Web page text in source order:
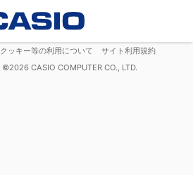
クッキー等の利用について
サイト利用規約
©2026 CASIO COMPUTER CO., LTD.